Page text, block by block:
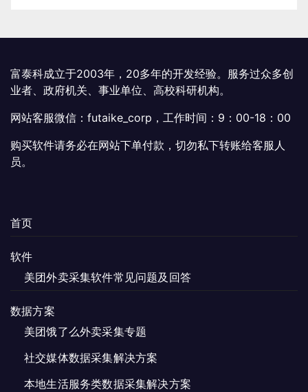
富泰科成立于2003年，20多年的开发经验。服务过众多创
业者、政府机关、事业单位、高校科研机构。
网站客服微信：futaike_corp，工作时间：9：00-18：00
购买软件请务必在网站下单付款，切勿私下转账给客服人
员。
首页
软件
美团外卖采集软件常见问题及回答
数据方案
美团饿了么外卖采集专题
社交媒体数据采集解决方案
本地生活服务类数据采集解决方案